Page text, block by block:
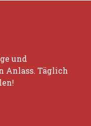
und
Anlass. Täglich